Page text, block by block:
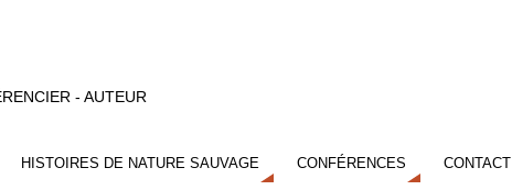
- AUTEUR
HISTOIRES DE NATURE SAUVAGE CONFÉRENCES CONTACT